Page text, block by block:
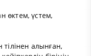
өктем, үстем,
алынған,